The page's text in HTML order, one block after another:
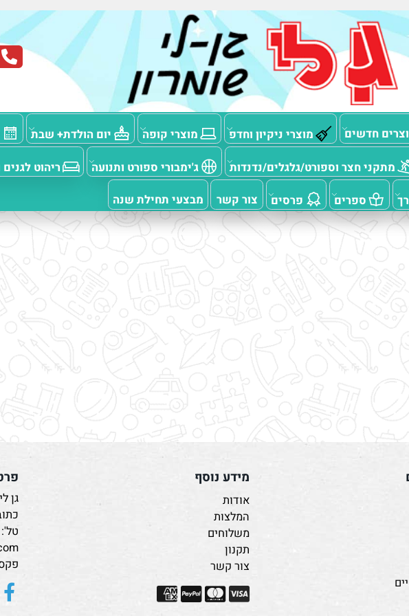
חדשים מוצרי ניקיון וחדפ מוצרי קופה יום הולדת+ שבת
חצר וספורט/גלגלים/נדנדות ג'ימבורי ספורט ותנועה ריהוט לגנים
ספרים פרסים צור קשר מבצעי תחילת שנה
מידע נוסף
אודות
המלצות
משלוחים
תקנון
צור קשר
גן
טל':
פקס: 03-9444056